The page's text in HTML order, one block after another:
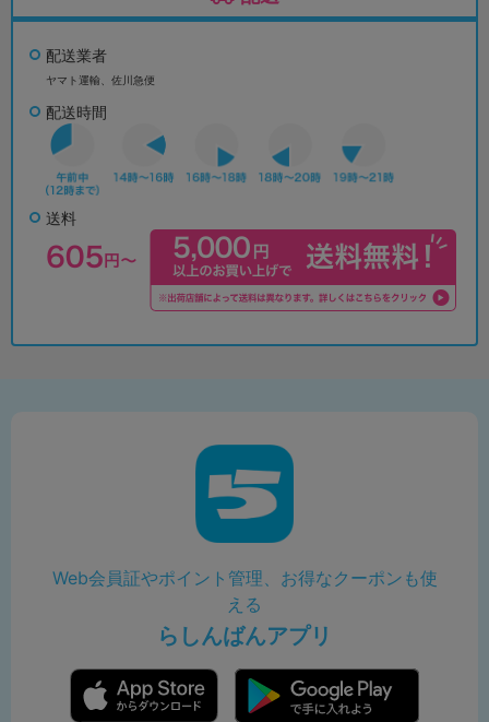
配送業者
ヤマト運輸、佐川急便
配送時間
送料
Web会員証やポイント管理、お得なクーポンも使
える
らしんばんアプリ